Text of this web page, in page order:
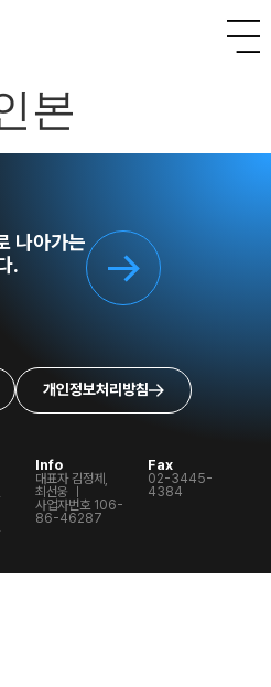
본
나아가는
.
개인정보처리방침
Info
대표자 김정제,
최선웅 ㅣ
사업자번호 106-
86-46287
Fax
02-3445-
4384